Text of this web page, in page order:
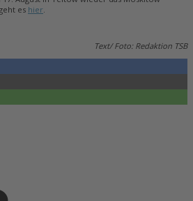
es hier
Text/ Foto: Redaktion TSB